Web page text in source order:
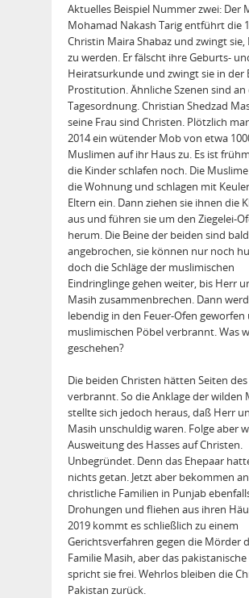
Aktuelles Beispiel Nummer zwei: Der
Mohamad Nakash Tarig entführt die
Christin Maira Shabaz und zwingt
zu werden. Er fälscht ihre Geburts-
Heiratsurkunde und zwingt sie in der
Prostitution. Ähnliche Szenen sind an
Tagesordnung. Christian Shedzad
seine Frau sind Christen. Plötzlich
2014 ein wütender Mob von etwa
Muslimen auf ihr Haus zu. Es ist
die Kinder schlafen noch. Die
die Wohnung und schlagen mit
Eltern ein. Dann ziehen sie ihnen die
aus und führen sie um den Ziegelei-
herum. Die Beine der beiden sind bald
angebrochen, sie können nur noch
doch die Schläge der muslimischen
Eindringlinge gehen weiter, bis Herr
Masih zusammenbrechen. Dann
lebendig in den Feuer-Ofen
muslimischen Pöbel verbrannt. Was
geschehen?
Die beiden Christen hätten Seiten
verbrannt. So die Anklage der wilden
stellte sich jedoch heraus, daß Herr
Masih unschuldig waren. Folge aber
Ausweitung des Hasses auf Christen.
Unbegründet. Denn das Ehepaar
nichts getan. Jetzt aber bekommen
christliche Familien in Punjab
Drohungen und fliehen aus ihren
2019 kommt es schließlich zu einem
Gerichtsverfahren gegen die Mörder
Familie Masih, aber das
spricht sie frei. Wehrlos bleiben die
Pakistan zurück.